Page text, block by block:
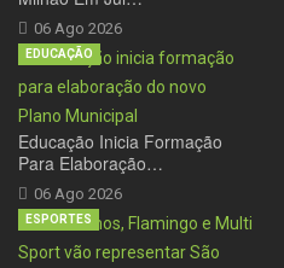
06 Ago 2026
Educação Inicia Formação
Para Elaboração…
06 Ago 2026
EDUCAÇÃO
ESPORTES